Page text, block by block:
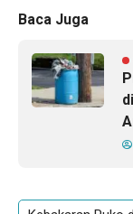
Baca Juga